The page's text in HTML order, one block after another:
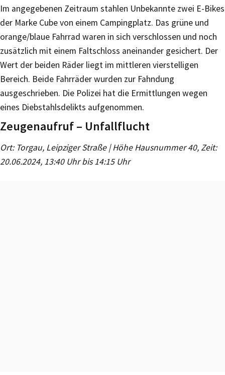
Im angegebenen Zeitraum stahlen Unbekannte zwei E-Bikes
der Marke Cube von einem Campingplatz. Das grüne und
orange/blaue Fahrrad waren in sich verschlossen und noch
zusätzlich mit einem Faltschloss aneinander gesichert. Der
Wert der beiden Räder liegt im mittleren vierstelligen
Bereich. Beide Fahrräder wurden zur Fahndung
ausgeschrieben. Die Polizei hat die Ermittlungen wegen
eines Diebstahlsdelikts aufgenommen.
Zeugenaufruf – Unfallflucht
Ort: Torgau, Leipziger Straße | Höhe Hausnummer 40, Zeit:
20.06.2024, 13:40 Uhr bis 14:15 Uhr